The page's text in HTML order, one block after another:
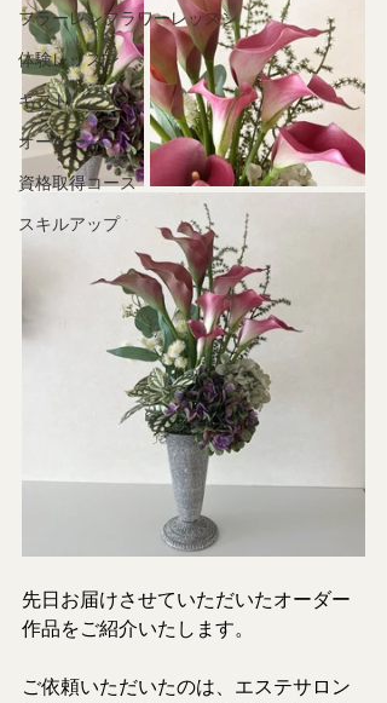
フラーレンフラワーレッスン
体験レッスン
ギフト
オーダー
資格取得コース
スキルアップ
先日お届けさせていただいたオーダー
作品をご紹介いたします。
ご依頼いただいたのは、エステサロン